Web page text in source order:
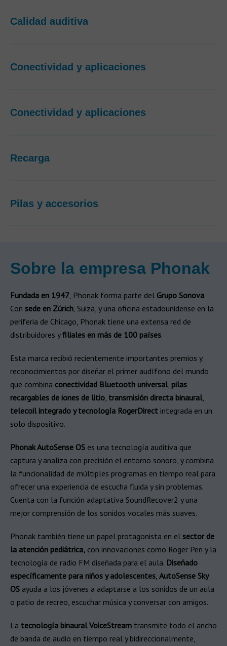
Calidad auditiva
Conectividad y aplicaciones
Conectividad y aplicaciones
Recarga
Pilas y accesorios
Sobre la empresa Phonak
Fundada en 1947, Phonak forma parte del Grupo Sonova.
Con sede en Zúrich, Suiza, y una oficina estadounidense en la
periferia de Chicago, Phonak tiene una extensa red de
distribuidores yfiliales en más de 100 países.
Esta marca recibió recientemente importantes premios y
reconocimientos por diseñar el primer audífono del mundo
que combina conectividad Bluetooth universal, pilas
recargables de iones de litio, transmisión directa binaural,
telecoil integrado y tecnología RogerDirect integrada en un
solo dispositivo.
Phonak AutoSense OS es una tecnología auditiva que
captura y analiza con precisión el entorno sonoro, y combina
la funcionalidad de múltiples programas en tiempo real para
ofrecer una experiencia de escucha fluida y sin problemas.
Cuenta con la función adaptativa SoundRecover2 y una
mejor comprensión de los sonidos vocales más suaves.
Phonak también tiene un papel protagonista en el sector de
la atención pediátrica, con innovaciones como Roger Pen y la
tecnología de radio FM diseñada para el aula. Diseñado
específicamente para niños y adolescentes, AutoSense Sky
OS ayuda a los jóvenes a adaptarse a los sonidos de un aula
o patio de recreo, escuchar música y conversar con amigos.
La tecnología binaural VoiceStream transmite todo el ancho
de banda de audio en tiempo real y bidireccionalmente,